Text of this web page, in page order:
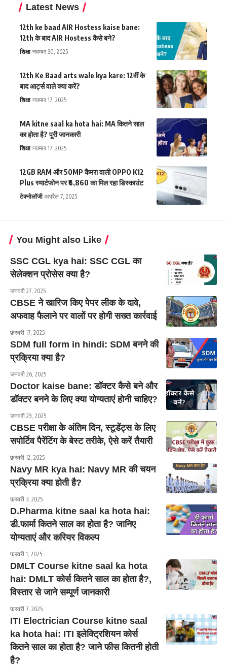
Latest News
12th ke baad AIR Hostess kaise bane:
12th के बाद AIR Hostess कैसे बने?
शिक्षा नवम्बर 30, 2025
12th Ke Baad arts wale kya kare: 12वीं के
बाद आर्ट्स वाले क्या करें?
शिक्षा नवम्बर 17, 2025
MA kitne saal ka hota hai: MA कितने साल
का होता है? पूरी जानकारी
शिक्षा नवम्बर 17, 2025
12GB RAM और 50MP कैमरा वाली OPPO K12
Plus स्मार्टफोन पर ₹6,860 का मिल रहा डिस्काउंट
टेक्नोलॉजी अप्रैल 7, 2025
You Might also Like
SSC CGL kya hai: SSC CGL का
सेलेक्शन प्रोसेस क्या है?
जनवरी 27, 2025
CBSE ने खारिज किए पेपर लीक के दावे,
अफवाह फैलाने पर वालों पर होगी सख्त कार्रवाई
फ़रवरी 17, 2025
SDM full form in hindi: SDM बनने की
प्रक्रिया क्या है?
जनवरी 26, 2025
Doctor kaise bane: डॉक्टर कैसे बने और
डॉक्टर बनने के लिए क्या योग्यताएं होनी चाहिए?
जनवरी 29, 2025
CBSE परीक्षा के अंतिम दिन, स्टूडेंट्स के लिए
सपोर्टिव पैरेंटिंग के बेस्ट तरीके, ऐसे करें तैयारी
फ़रवरी 12, 2025
Navy MR kya hai: Navy MR की चयन
प्रक्रिया क्या होती है?
फ़रवरी 3, 2025
D.Pharma kitne saal ka hota hai:
डी.फार्मा कितने साल का होता है? जानिए
योग्यताएं और करियर विकल्प
फ़रवरी 1, 2025
DMLT Course kitne saal ka hota
hai: DMLT कोर्स कितने साल का होता है?,
विस्तार से जाने सम्पूर्ण जानकारी
फ़रवरी 7, 2025
ITI Electrician Course kitne saal
ka hota hai: ITI इलेक्ट्रिशियन कोर्स
कितने साल का होता है? जाने फीस कितनी होती
है?